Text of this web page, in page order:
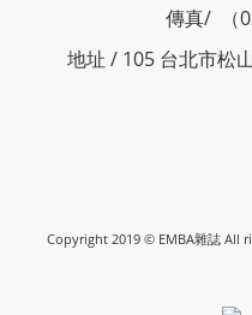
傳真/ （
地址 / 105 台北市松
Copyright 2019 © EMBA雜誌 All